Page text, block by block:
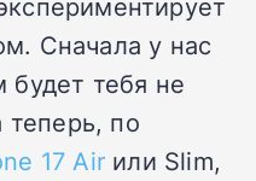
Сначала у нас
тебя не
теперь, по
17 Air или Slim,